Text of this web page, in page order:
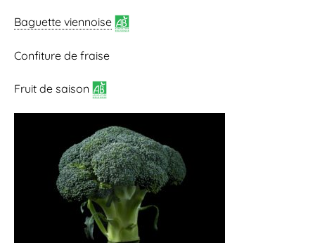
Baguette viennoise
Confiture de fraise
Fruit de saison